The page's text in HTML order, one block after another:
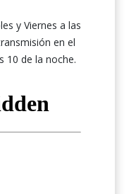
y Viernes a las
en el
10 de la noche.